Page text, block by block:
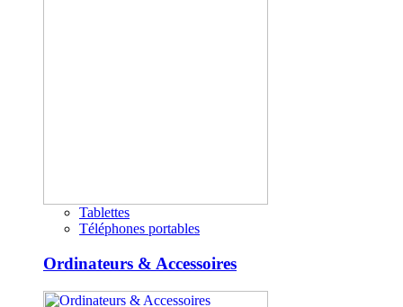
Tablettes
Téléphones portables
Ordinateurs & Accessoires